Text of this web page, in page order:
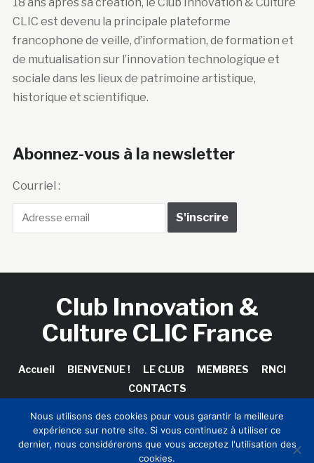
CLIC est devenu la principale plateforme
francophone de veille, d’information, de formation et
de mutualisation sur l’innovation technologique et
sociale dans les lieux de patrimoine artistique,
historique et scientifique.
Abonnez-vous à la newsletter
Courriel :
Club Innovation &
Culture CLIC France
Accueil BIENVENUE ! LE CLUB MEMBRES
RNCI
CONTACTS
Copyright © 2026 Club Innovation & Culture CLIC France /
Nous utilisons des cookies pour vous garantir la meilleure
expérience sur notre site. Si vous continuez à utiliser ce
dernier, nous considérerons que vous acceptez l'utilisation des
cookies.